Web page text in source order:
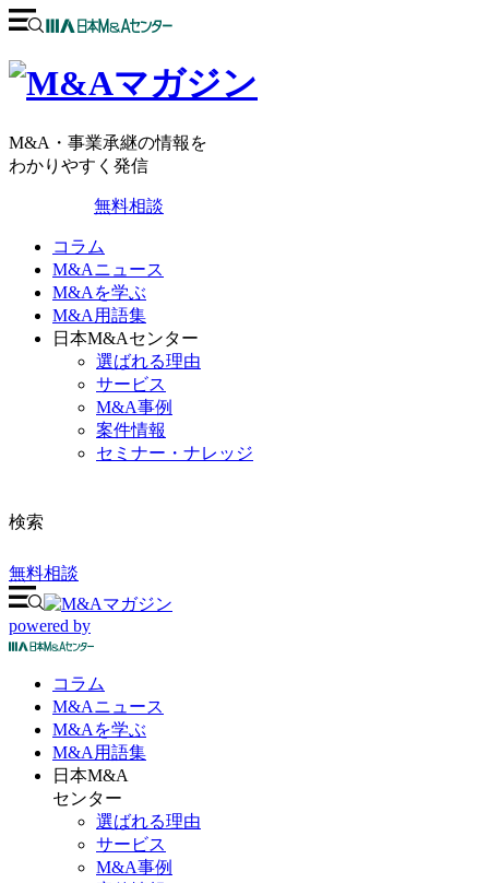
M&A・事業承継の情報を
わかりやすく発信
無料相談
コラム
M&Aニュース
M&Aを学ぶ
M&A用語集
日本M&Aセンター
選ばれる理由
サービス
M&A事例
案件情報
セミナー・ナレッジ
検索
無料相談
powered by
コラム
M&Aニュース
M&Aを学ぶ
M&A 用語集
日本M&A
センター
選ばれる理由
サービス
M&A事例